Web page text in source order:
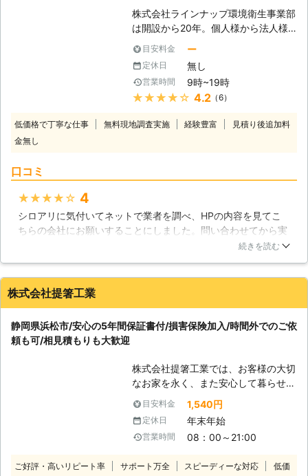
アリは木の中をかじり、食べていくの
で、被害がわかりづらく、シロアリを
見つけるなど、気がついたときには被
害が深刻になっていることも多いの
で、シロアリ駆除は早めの対応をおす
すめします。合同会社サンワテックは
害虫駆除の豊富な経験を活かして、厄
す。
株式会社ラインナップ環境衛生事業部
は開設から20年。個人様から法人様
まで、愛知県内を中心に、幅広くシロ
アリ駆除のご依頼いただいておりま
す。 【気付かないうちに骨抜きに】
シロアリは皆さんもご存知家を食べる
害虫です。シロアリはアリの仲間では
メジメした場所を好んで生息していま
ことも考えられます。 もしもそんな
状態で大きな地震が襲ってきた
ら・・・と考えるとゾッとしますね。
はご連絡ください。 はじめにどんな
して適切な駆除内容と料金をご提示い
たします。 対応地域外のご依頼やお
見積り内容以外のご要望が無い限り、
出張費・追加料金などは一切いただき
ませんのでどうぞご安心ください。
さい！
目安料金 ー
定休日 無し
営業時間 9時~19時
★★★★★ 4.2 （6）
低価格で丁寧な仕事 無料現地調査実施 経験豊富
見積り後追加料
金無し
口コミ
★★★★★ 4
シロアリに気付いてネットで業者を調べ、HPの内容を見てこ
ちらの会社にお願いすることにしました。問い合わせてから実
際に来ていただくまでが早く、また見積もり内容についての質
また機会があればお願いしようと思います。
愛知県 名古屋市名東区 2016年12月31日
続きを読む
株式会社提箸工業
静岡県浜松市/安心の5年間保証書付/損害保険加入/時間外でのご依
頼も可/相見積もりも大歓迎
株式会社提箸工業では、お客様の大切
なお家を永く、また安心して暮らせる
住まいづくりをサポートしています。
弊社の主な業務内容としては、床下に
生息しているシロアリ駆除を作業して
います。 担当スタッフは経験豊富、
任せください。 無料で点検して床下
目安料金 1,540円
定休日 年末年始
営業時間 08：00～21:00
ご好評・高いリピート率 サポート万全 スピーディーな対応
低価